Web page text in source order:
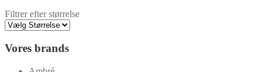
Filtrer efter størrelse
Vores brands